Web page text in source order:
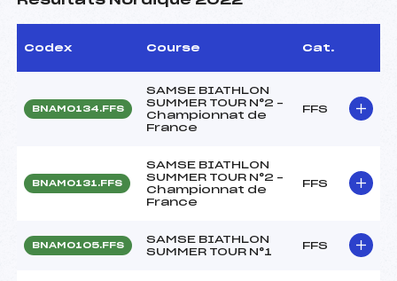
Codex Course Cat.
BNAM0134.FFS
SAMSE BIATHLON
SUMMER TOUR N°2 –
Championnat de
France
FFS
BNAM0131.FFS
SAMSE BIATHLON
SUMMER TOUR N°2 –
Championnat de
France
FFS
BNAM0105.FFS
SAMSE BIATHLON
SUMMER TOUR N°1
FFS